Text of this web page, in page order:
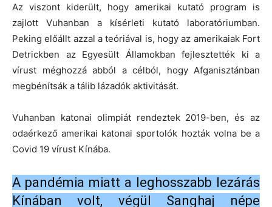
Az viszont kiderült, hogy amerikai kutató program is
zajlott Vuhanban a kísérleti kutató laboratóriumban.
Peking előállt azzal a teóriával is, hogy az amerikaiak Fort
Detrickben az Egyesült Államokban fejlesztették ki a
vírust méghozzá abból a célból, hogy Afganisztánban
megbénítsák a tálib lázadók aktivitását.
Vuhanban katonai olimpiát rendeztek 2019-ben, és az
odaérkező amerikai katonai sportolók hozták volna be a
Covid 19 vírust Kínába.
A pandémia miatt a leghosszabb lezárás
Kínában volt, végül Sanghaj népe